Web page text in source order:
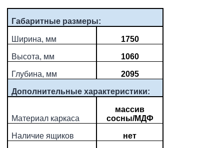
Габаритные размеры:
Ширина, мм 1750
Высота, мм 1060
Глубина, мм 2095
Дополнительные характеристики:
Материал каркаса
массив
сосны/МДФ
Наличие ящиков нет